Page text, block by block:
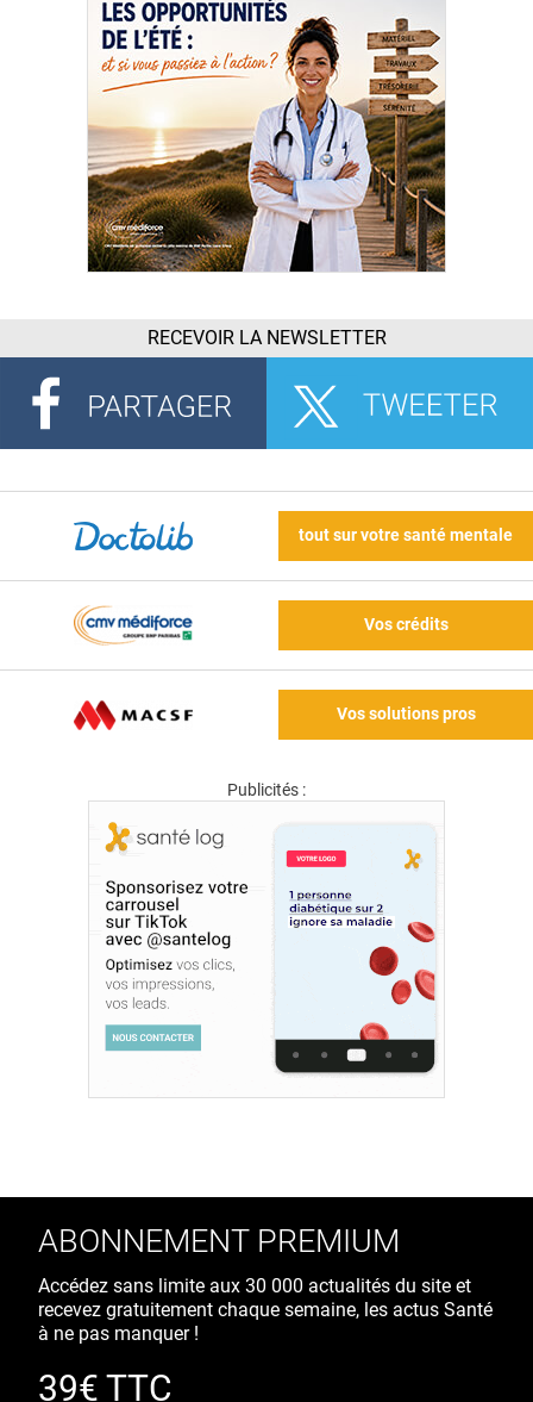
RECEVOIR LA NEWSLETTER
tout sur votre santé mentale
Vos crédits
Vos solutions pros
Publicités :
ABONNEMENT PREMIUM
Accédez sans limite aux 30 000 actualités du site et
recevez gratuitement chaque semaine, les actus Santé
à ne pas manquer !
39€ TTC